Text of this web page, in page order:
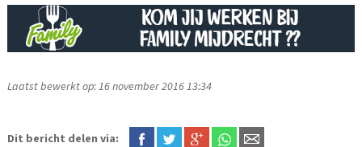
Laatst bewerkt op: 16 november 2016 13:34
Dit bericht delen via: